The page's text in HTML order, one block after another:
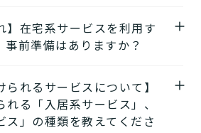
増やす介護サービス
する」ために支援したいと考
客様が自分らしく生活できる
でできることと支援が必要な
してもらう
】在宅系サービスを利用す
事前準備はありますか？
の利用には「要介護認定」と
による「ケアプラン」の作成
られるサービスについて】
れる「入居系サービス」、
ス」の種類を教えてくださ